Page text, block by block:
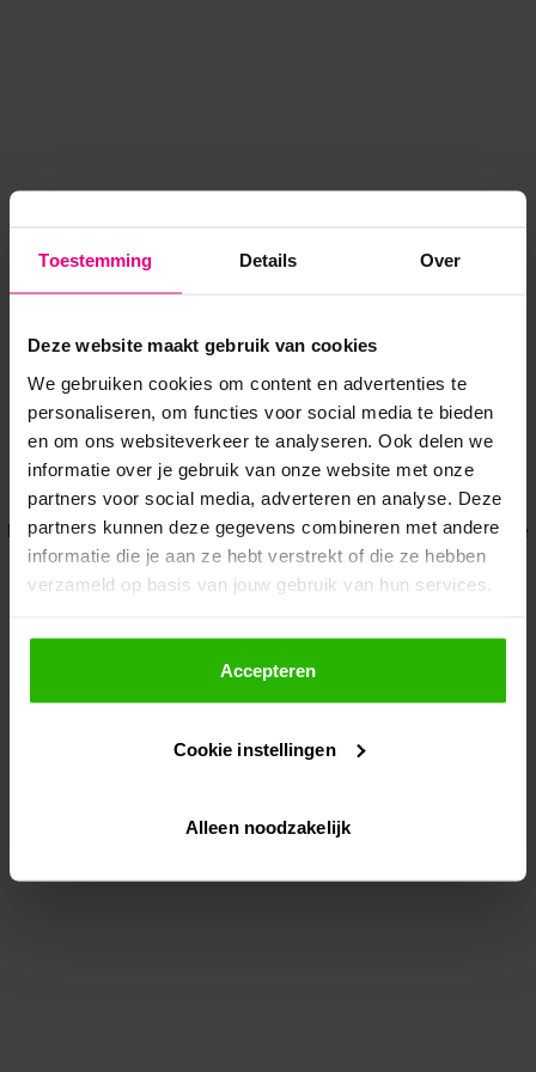
Toestemming Details Over
Deze website maakt gebruik van cookies
We gebruiken cookies om content en advertenties te
personaliseren, om functies voor social media te bieden
en om ons websiteverkeer te analyseren. Ook delen we
informatie over je gebruik van onze website met onze
partners voor social media, adverteren en analyse. Deze
partners kunnen deze gegevens combineren met andere
informatie die je aan ze hebt verstrekt of die ze hebben
verzameld op basis van jouw gebruik van hun services.
Als je op "Accepteer" klikt, dan geef je Voordeeluitjes.nl
toestemming om cookies voor social media en
gepersonaliseerde advertenties te plaatsen.
Lees hier meer over in onsprivacybeleid
Via "Cookie instellingen" kun je ook zelf instellen welke
Accepteren
Cookie instellingen
Alleen noodzakelijk
Application error: a client-side exception has occurred while
loadingwww.voordeeluitjes.nl (see the browser console for more
information).